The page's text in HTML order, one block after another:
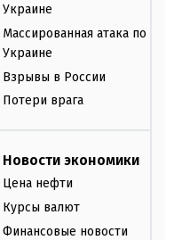
Украине
Массированная атака по
Украине
Взрывы в России
Потери врага
Новости экономики
Цена нефти
Курсы валют
Финансовые новости